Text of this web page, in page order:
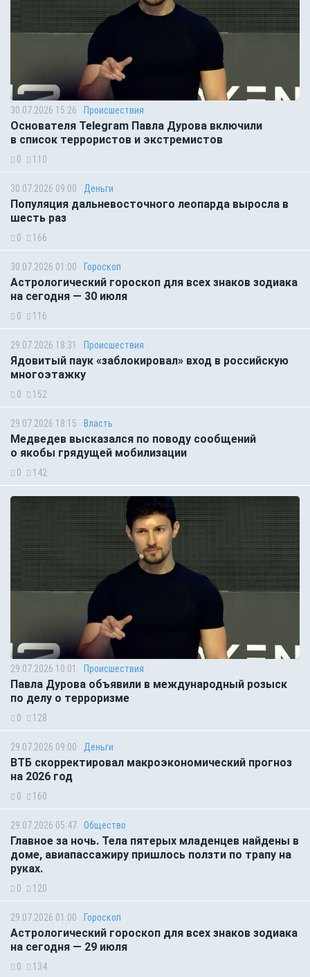
30.07.2026 15:26 Происшествия
Основателя Telegram Павла Дурова включили
в список террористов и экстремистов
0 110
30.07.2026 09:00 Деньги
Популяция дальневосточного леопарда выросла в
шесть раз
0 166
30.07.2026 01:00 Гороскоп
Астрологический гороскоп для всех знаков зодиака
на сегодня — 30 июля
0 116
29.07.2026 18:31 Происшествия
Ядовитый паук «заблокировал» вход в российскую
многоэтажку
0 152
29.07.2026 18:15 Власть
Медведев высказался по поводу сообщений
о якобы грядущей мобилизации
0 142
29.07.2026 10:01 Происшествия
Павла Дурова объявили в международный розыск
по делу о терроризме
0 128
29.07.2026 09:00 Деньги
ВТБ скорректировал макроэкономический прогноз
на 2026 год
0 160
29.07.2026 05:47 Общество
Главное за ночь. Тела пятерых младенцев найдены в
доме, авиапассажиру пришлось ползти по трапу на
руках.
0 120
29.07.2026 01:00 Гороскоп
Астрологический гороскоп для всех знаков зодиака
на сегодня — 29 июля
0 134